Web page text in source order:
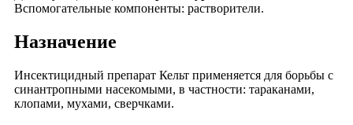
Вспомогательные компоненты: растворители.
Назначение
Инсектицидный препарат Кельт применяется для борьбы с
синантропными насекомыми, в частности: тараканами,
клопами, мухами, сверчками.